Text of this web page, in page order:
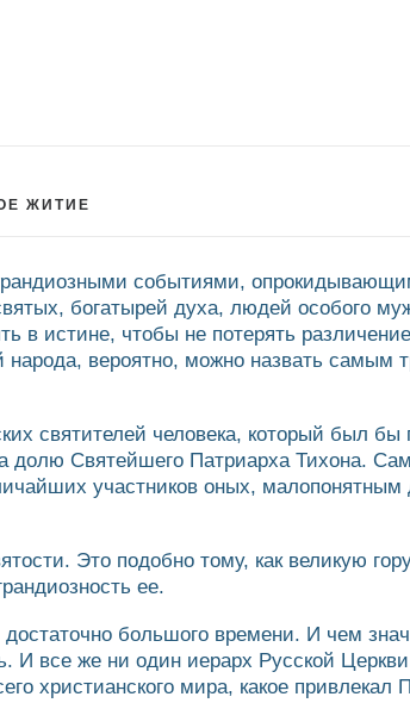
ЖИТИЕ
событиями,
богатырей духа, людей особого
в истине, чтобы не потерять
народа, вероятно, можно назвать самым
святителей человека, который был бы
долю Святейшего Патриарха Тихона. Сам
участников оных, малопонятным
Это подобно тому, как великую
ее.
большого времени. И чем
И все же ни один иерарх Русской
христианского мира, какое привлекал